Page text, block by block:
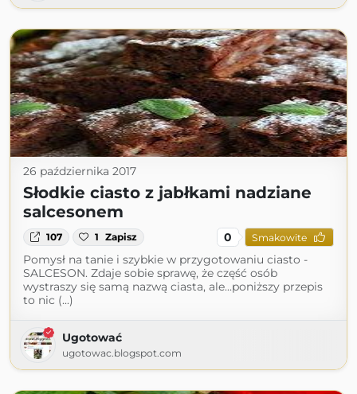
26 października 2017
Słodkie ciasto z jabłkami nadziane
salcesonem
107 1 Zapisz 0 Smakowite
Pomysł na tanie i szybkie w przygotowaniu ciasto -
SALCESON. Zdaje sobie sprawę, że część osób
wystraszy się samą nazwą ciasta, ale...poniższy przepis
to nic (...)
Ugotować
ugotowac.blogspot.com